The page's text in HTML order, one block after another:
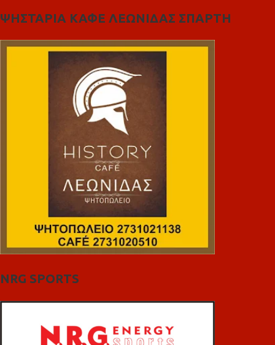
ΨΗΣΤΑΡΙΑ ΚΑΦΕ ΛΕΩΝΙΔΑΣ ΣΠΑΡΤΗ
NRG SPORTS